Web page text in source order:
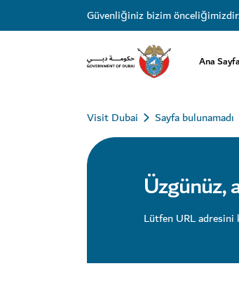
Güvenliğiniz bizim
Ana Sayfa
Visit Dubai Sayfa bulunamadı
Üzgünüz,
Lütfen URL adresini